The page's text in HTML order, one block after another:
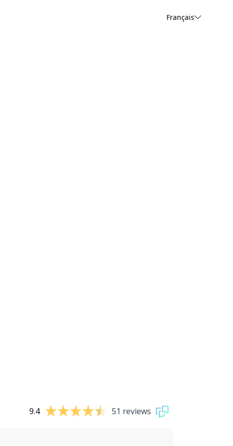
Français
9.4 51 reviews